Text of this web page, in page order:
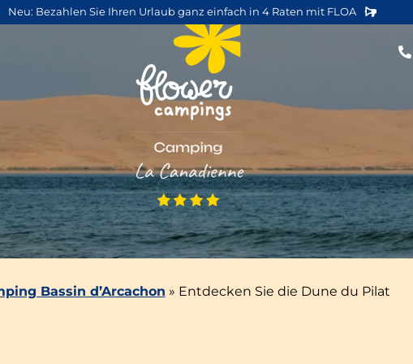
Neu: Bezahlen Sie Ihren Urlaub ganz einfach in 4 Raten mit FLOA
Bassin d’Arcachon » Entdecken Sie die Dune du Pilat